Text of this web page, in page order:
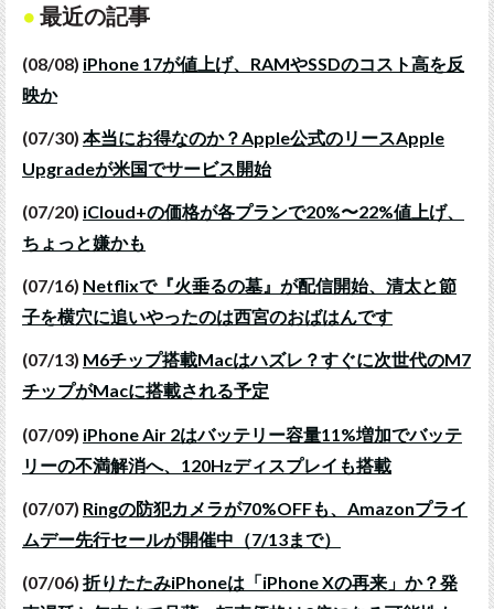
最近の記事
(08/08) iPhone 17が値上げ、RAMやSSDのコスト高を反
映か
(07/30) 本当にお得なのか？Apple公式のリースApple
Upgradeが米国でサービス開始
(07/20) iCloud+の価格が各プランで20%〜22%値上げ、
ちょっと嫌かも
(07/16) Netflixで『火垂るの墓』が配信開始、清太と節
子を横穴に追いやったのは西宮のおばはんです
(07/13) M6チップ搭載Macはハズレ？すぐに次世代のM7
チップがMacに搭載される予定
(07/09) iPhone Air 2はバッテリー容量11%増加でバッテ
リーの不満解消へ、120Hzディスプレイも搭載
(07/07) Ringの防犯カメラが70%OFFも、Amazonプライ
ムデー先行セールが開催中（7/13まで）
(07/06) 折りたたみiPhoneは「iPhone Xの再来」か？発